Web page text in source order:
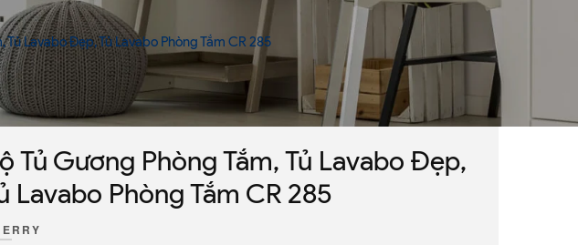
Tủ Lavabo Đẹp, Tủ Lavabo Phòng Tắm CR 285
Tủ Gương Phòng Tắm, Tủ Lavabo Đẹp,
Lavabo Phòng Tắm CR 285